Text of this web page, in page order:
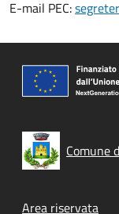
E-mail PEC:
Comune
Area riservata